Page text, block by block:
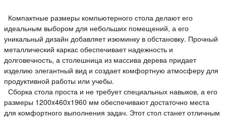
Компактные размеры компьютерного стола делают его
идеальным выбором для небольших помещений, а его
уникальный дизайн добавляет изюминку в обстановку. Прочный
металлический каркас обеспечивает надежность и
долговечность, а столешница из массива дерева придает
изделию элегантный вид и создает комфортную атмосферу для
продуктивной работы или учебы.
Сборка стола проста и не требует специальных навыков, а его
размеры 1200x460x1960 мм обеспечивают достаточно места
для комфортного выполнения задач. Этот стол станет отличным